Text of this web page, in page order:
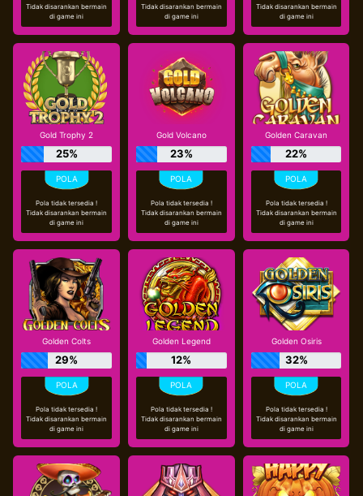
Tidak disarankan bermain
di game ini
Tidak disarankan bermain
di game ini
Tidak disarankan bermain
di game ini
Gold Trophy 2
25%
Pola tidak tersedia !
Tidak disarankan bermain
di game ini
Gold Volcano
23%
Pola tidak tersedia !
Tidak disarankan bermain
di game ini
Golden Caravan
22%
Pola tidak tersedia !
Tidak disarankan bermain
di game ini
Golden Colts
29%
Pola tidak tersedia !
Tidak disarankan bermain
di game ini
Golden Legend
12%
Pola tidak tersedia !
Tidak disarankan bermain
di game ini
Golden Osiris
32%
Pola tidak tersedia !
Tidak disarankan bermain
di game ini